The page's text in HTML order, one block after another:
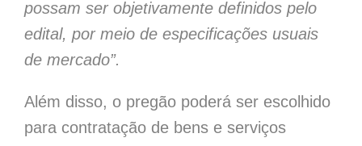
possam ser objetivamente definidos pelo
edital, por meio de especificações usuais
de mercado”.
Além disso, o pregão poderá ser escolhido
para contratação de bens e serviços